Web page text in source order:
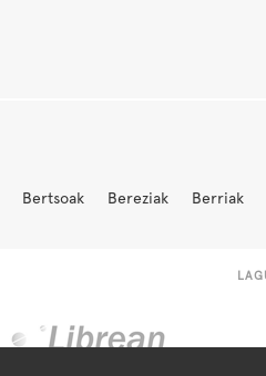
Bertsoak Bereziak Berriak